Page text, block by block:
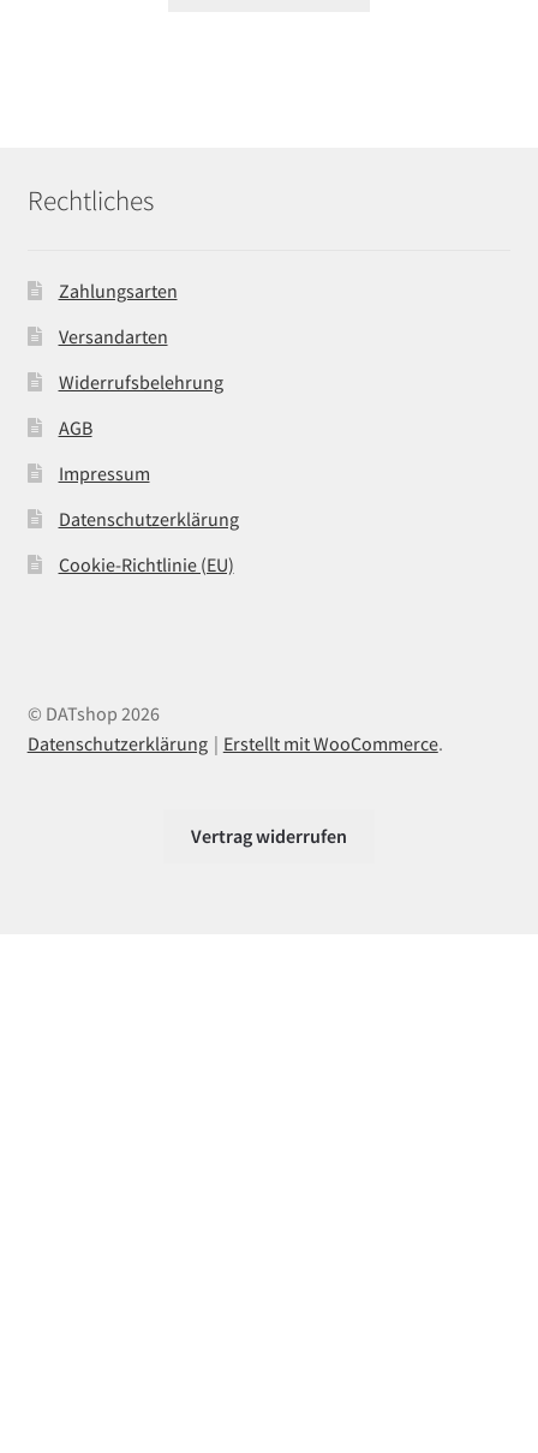
Rechtliches
Zahlungsarten
Versandarten
Widerrufsbelehrung
AGB
Impressum
Datenschutzerklärung
Cookie-Richtlinie (EU)
© DATshop 2026
Datenschutzerklärung
Erstellt mit WooCommerce.
Vertrag widerrufen